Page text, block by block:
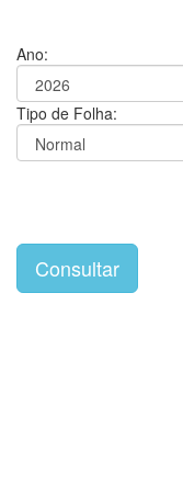
Ano:
Tipo de Folha: